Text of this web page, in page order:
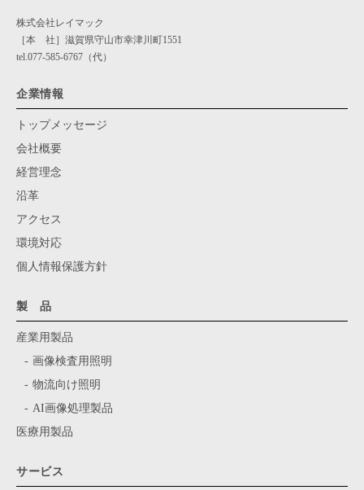
株式会社レイマック
［本 社］滋賀県守山市幸津川町1551
tel.077-585-6767（代）
企業情報
トップメッセージ
会社概要
経営理念
沿革
アクセス
環境対応
個人情報保護方針
製 品
産業用製品
画像検査用照明
物流向け照明
AI画像処理製品
医療用製品
サービス